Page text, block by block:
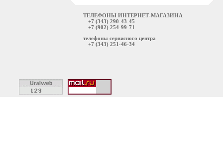
ТЕЛЕФОНЫ ИНТЕРНЕТ-МАГАЗИНА
+7 (343) 290-43-45
+7 (902) 254-99-71
телефоны сервисного центра
+7 (343) 251-46-34